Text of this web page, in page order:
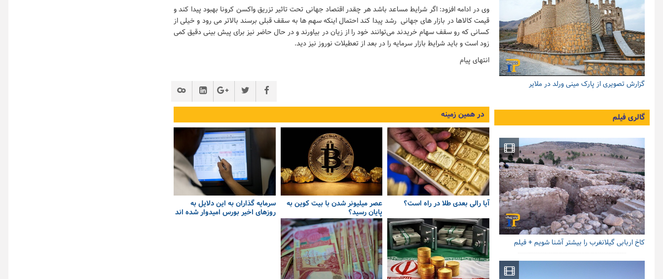
وی در ادامه افزود: اگر شرایط مساعد باشد هر چقدر اقتصاد جهانی تحت تاثیر تزریق واکسن کرونا بهبود پیدا کند و
قیمت کالاها در بازار های جهانی رشد پیدا کند احتمال اینکه سهم ها به سقف قبلی برسند بالاتر می رود و خیلی از
کسانی که رو سقف سهام خریدند می‌توانند خود را از زیان در بیاورند و در حال حاضر نیز برای پیش بینی دقیق کمی
زود است و باید شرایط بازار سرمایه را در بعد از تعطیلات نوروز نیز دید.
انتهای پیام
در همین زمینه
آیا رالی بعدی طلا در راه است؟ عصر میلیونر شدن با بیت کوین به
پایان رسید؟
سرمایه گذاران به این دلایل به
روزهای اخیر بورس امیدوار شده اند
گزارش تصویری از پارک مینی ورلد در ملایر
گالری فیلم
کاخ اربابی گیلانغرب را بیشتر آشنا شویم + فیلم